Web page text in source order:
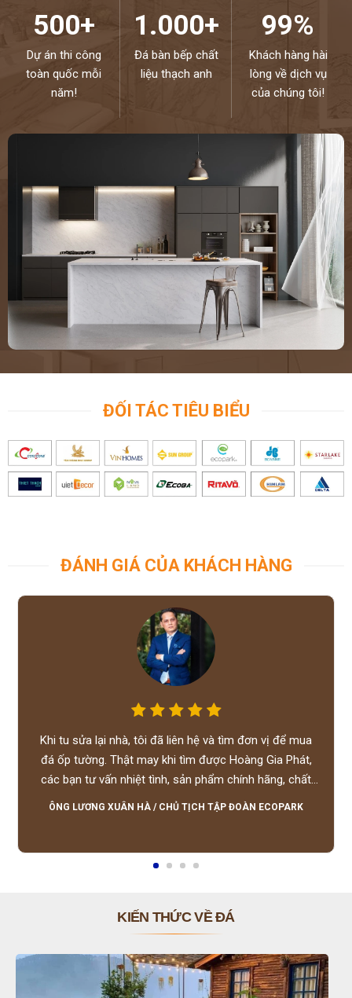
500+
Dự án thi công
toàn quốc mỗi
năm!
1.000+
Đá bàn bếp chất
liệu thạch anh
99%
Khách hàng hài
lòng về dịch vụ
của chúng tôi!
ĐỐI TÁC TIÊU BIỂU
ĐÁNH GIÁ CỦA KHÁCH HÀNG
Khi tu sửa lại nhà, tôi đã liên hệ và tìm đơn vị để mua
đá ốp tường. Thật may khi tìm được Hoàng Gia Phát,
các bạn tư vấn nhiệt tình, sản phẩm chính hãng, chất
lượng tốt, giá hợp lý, hỗ trợ tận tình.
ÔNG LƯƠNG XUÂN HÀ / CHỦ TỊCH TẬP ĐOÀN ECOPARK
KIẾN THỨC VỀ ĐÁ